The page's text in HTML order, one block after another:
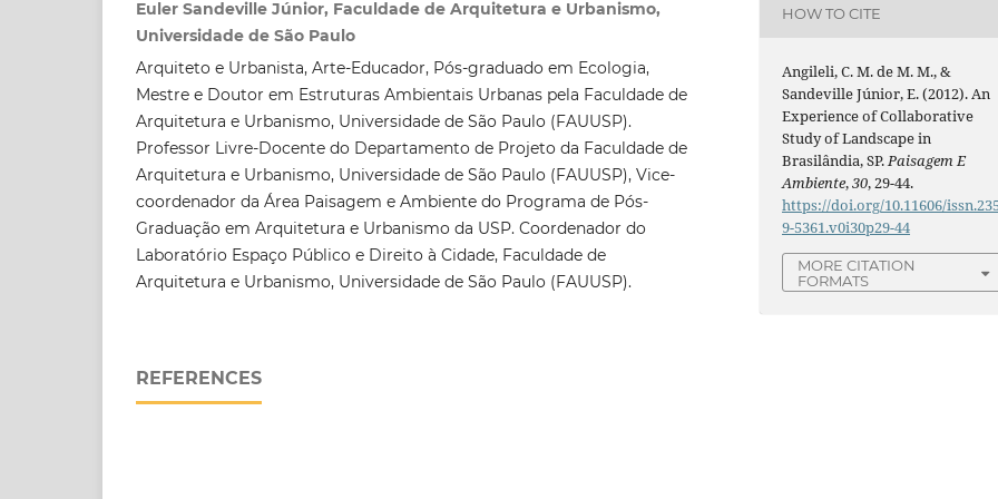
Euler Sandeville Júnior, Faculdade de Arquitetura e Urbanismo,
Universidade de São Paulo
Arquiteto e Urbanista, Arte-Educador, Pós-graduado em Ecologia,
Mestre e Doutor em Estruturas Ambientais Urbanas pela Faculdade de
Arquitetura e Urbanismo, Universidade de São Paulo (FAUUSP).
Professor Livre-Docente do Departamento de Projeto da Faculdade de
Arquitetura e Urbanismo, Universidade de São Paulo (FAUUSP), Vice-
coordenador da Área Paisagem e Ambiente do Programa de Pós-
Graduação em Arquitetura e Urbanismo da USP. Coordenador do
Laboratório Espaço Público e Direito à Cidade, Faculdade de
Arquitetura e Urbanismo, Universidade de São Paulo (FAUUSP).
REFERENCES
HOW TO CITE
Angileli, C. M. de M. M., &
Sandeville Júnior, E. (2012). An
Experience of Collaborative
Study of Landscape in
Brasilândia, SP.Paisagem E
Ambiente,30, 29-44.
https://doi.org/10.11606/
9-5361.v0i30p29-44
MORE CITATION
FORMATS